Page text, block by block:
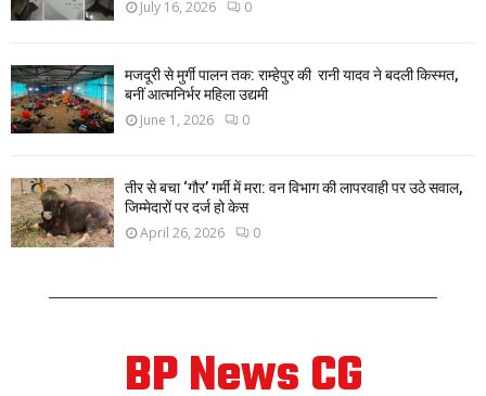
July 16, 2026 0
मजदूरी से मुर्गी पालन तक: राम्हेपुर की रानी यादव ने बदली किस्मत,
बनीं आत्मनिर्भर महिला उद्यमी
June 1, 2026 0
तीर से बचा ‘गौर’ गर्मी में मरा: वन विभाग की लापरवाही पर उठे सवाल,
जिम्मेदारों पर दर्ज हो केस
April 26, 2026 0
BP News CG